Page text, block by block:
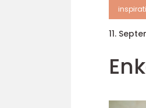
11.